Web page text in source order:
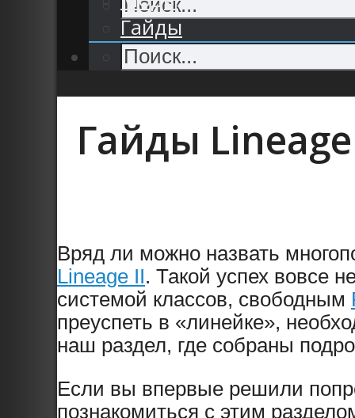
Гайды
Гайды
Вряд ли можно назвать
Lineage II. Такой успех вовсе
системой классов, свободным
преуспеть в «линейке»,
наш раздел, где собраны
Если вы впервые решили
познакомиться с этим